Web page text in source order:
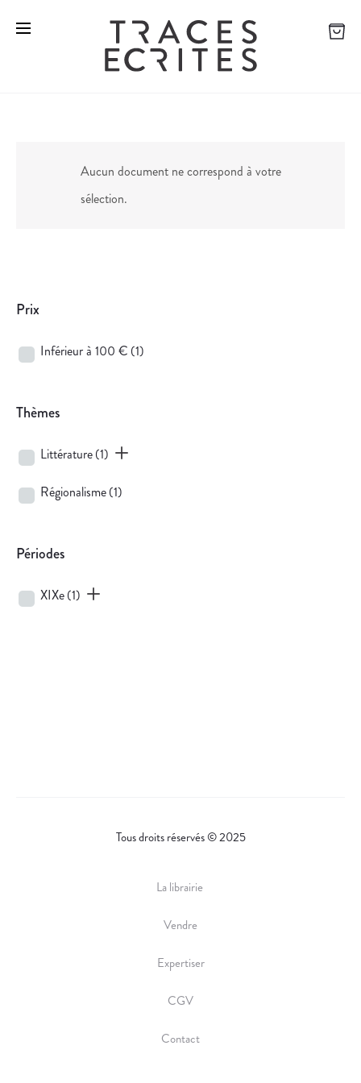
Aucun document ne correspond à votre
sélection.
Prix
Inférieur à 100 € (1)
Thèmes
Littérature(1)
Régionalisme(1)
Périodes
XIXe(1)
Tous droits réservés © 2025
La librairie
Vendre
Expertiser
CGV
Contact